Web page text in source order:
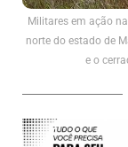
Militares em ação
norte do estado de
e o